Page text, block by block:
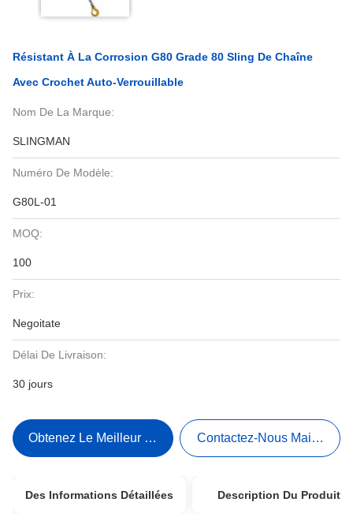
Résistant À La Corrosion G80 Grade 80 Sling De Chaîne
Avec Crochet Auto-Verrouillable
Nom De La Marque:
SLINGMAN
Numéro De Modèle:
G80L-01
MOQ:
100
Prix:
Negoitate
Délai De Livraison:
30 jours
Obtenez Le Meilleur Prix Contactez-Nous Maintenant
Des Informations Détaillées Description Du Produit